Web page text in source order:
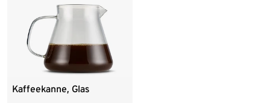
Kaffeekanne, Glas